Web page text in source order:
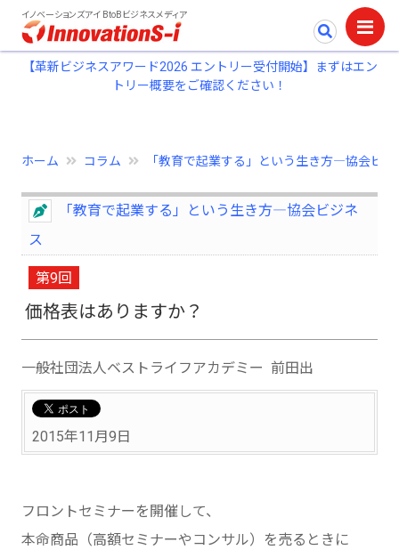
イノベーションズアイ BtoBビジネスメディア
【革新ビジネスアワード2026 エントリー受付開始】まずはエン
トリー概要をご確認ください！
ホーム コラム 「教育で起業する」という生き方―協会ビジ
「教育で起業する」という生き方―協会ビジネ
ス
第9回
価格表はありますか？
一般社団法人ベストライフアカデミー 前田出
2015年11月9日
フロントセミナーを開催して、
本命商品（高額セミナーやコンサル）を売るときに